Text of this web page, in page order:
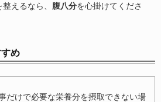
えるなら、 腹八分を心掛けてくださ
め
だけで必要な栄養分を摂取できない場